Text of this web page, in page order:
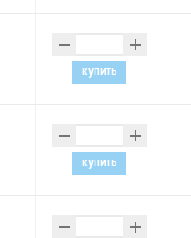
– +
купить
– +
купить
– +